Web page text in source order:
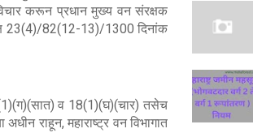
करून प्रधान मुख्य वन संरक्षक
23(4)/82(12-13)/1300 दिनांक
व 18(1)(घ)(चार) तसेच
राहून, महाराष्ट्र वन विभागात